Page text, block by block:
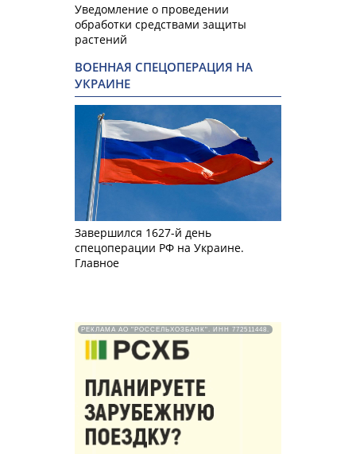
Уведомление о проведении
обработки средствами защиты
растений
ВОЕННАЯ СПЕЦОПЕРАЦИЯ НА
УКРАИНЕ
Завершился 1627-й день
спецоперации РФ на Украине.
Главное
РЕКЛАМА АО "РОССЕЛЬХОЗБАНК". ИНН 772511448.